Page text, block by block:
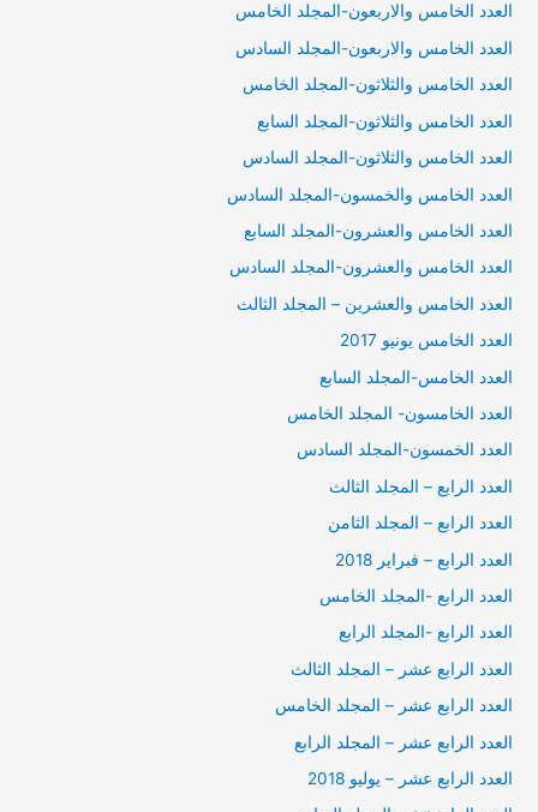
العدد الخامس والاربعون-المجلد الخامس
العدد الخامس والاربعون-المجلد السادس
العدد الخامس والثلاثون-المجلد الخامس
العدد الخامس والثلاثون-المجلد السابع
العدد الخامس والثلاثون-المجلد السادس
العدد الخامس والخمسون-المجلد السادس
العدد الخامس والعشرون-المجلد السابع
العدد الخامس والعشرون-المجلد السادس
العدد الخامس والعشرين – المجلد الثالث
العدد الخامس يونيو 2017
العدد الخامس-المجلد السابع
العدد الخامسون- المجلد الخامس
العدد الخمسون-المجلد السادس
العدد الرابع – المجلد الثالث
العدد الرابع – المجلد الثامن
العدد الرابع – فبراير 2018
العدد الرابع -المجلد الخامس
العدد الرابع -المجلد الرابع
العدد الرابع عشر – المجلد الثالث
العدد الرابع عشر – المجلد الخامس
العدد الرابع عشر – المجلد الرابع
العدد الرابع عشر – يوليو 2018